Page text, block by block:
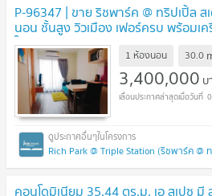
P-96347 | ขาย ริชพาร์ค @ ทริปเปิ้ล
นอน ชั้นสูง วิวเมือง เฟอร์ครบ พร้อมเ
ใกล้ Airport Rail Link
1 ห้องนอน 30.0
3,400,000 บ
Rich Park @ Triple Station (ริชพาร์ค @
คอนโดมิเนียม 35.44 ตร.ม. เอ สเปซ